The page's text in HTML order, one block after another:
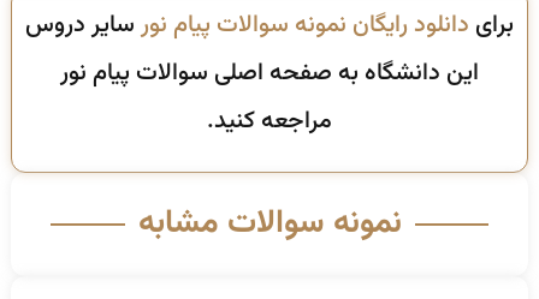
برای دانلود رایگان نمونه سوالات پیام نورسایر دروس
این دانشگاه به صفحه اصلی سوالات پیام نور
مراجعه کنید.
نمونه سوالات مشابه